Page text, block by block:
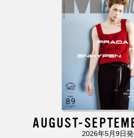
AUGUST-
2026年5月9日